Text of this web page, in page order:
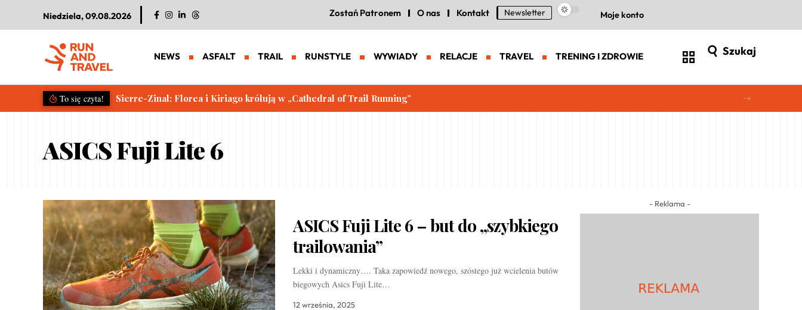
Niedziela, 09.08.2026 Zostań Patronem O nas Kontakt Newsletter Moje konto
NEWS ASFALT TRAIL RUNSTYLE WYWIADY RELACJE TRAVEL TRENING I ZDROWIE Szukaj
To się czyta! Sierre-Zinal: Florea i Kiriago królują w „Cathedral of Trail Running”
ASICS Fuji Lite 6
ASICS Fuji Lite 6 – but do „szybkiego
trailowania”
Lekki i dynamiczny…. Taka zapowiedź nowego, szóstego już wcielenia butów
biegowych Asics Fuji Lite…
12 września, 2025
- Reklama -